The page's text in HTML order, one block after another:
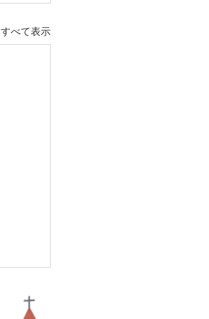
すべて表示